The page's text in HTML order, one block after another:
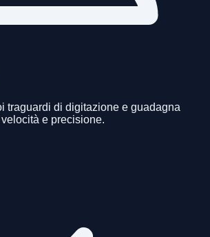
traguardi di digitazione e guadagna
e precisione.